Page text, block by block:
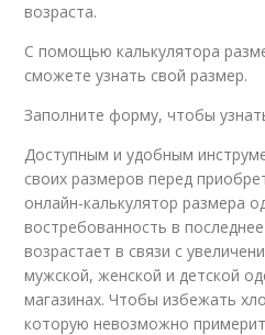
возраста.
С помощью калькулятора
сможете узнать свой размер.
Заполните форму, чтобы
Доступным и удобным
своих размеров перед
онлайн-калькулятор размера
востребованность в
возрастает в связи с
мужской, женской и детской
магазинах. Чтобы избежать
которую невозможно